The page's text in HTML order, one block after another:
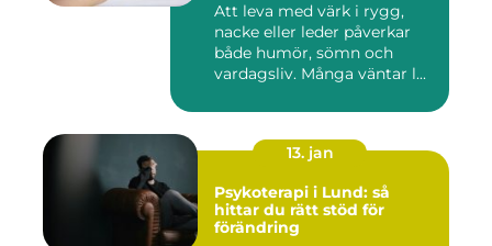
Att leva med värk i rygg,
nacke eller leder påverkar
både humör, sömn och
vardagsliv. Många väntar l...
13. jan
Psykoterapi i Lund: så
hittar du rätt stöd för
förändring